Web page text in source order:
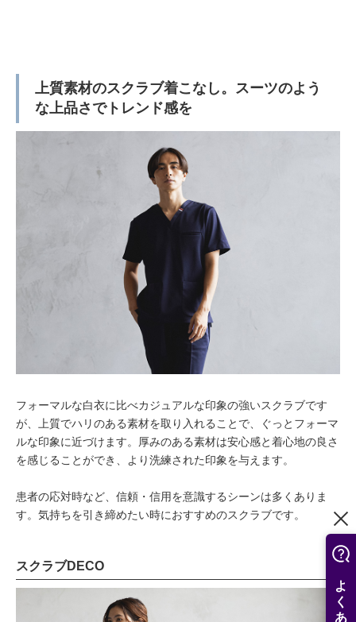
上質素材のスクラブ着こなし。スーツのよう
な上品さでトレンド感を
フォーマルな白衣に比べカジュアルな印象の強いスクラブです
が、上質でハリのある素材を取り入れることで、ぐっとフォーマ
ルな印象に近づけます。厚みのある素材は安心感と着心地の良さ
を感じることができ、より洗練された印象を与えます。
患者の応対時など、信頼・信用を意識するシーンは多くありま
す。気持ちを引き締めたい時におすすめのスクラブです。
スクラブDECO